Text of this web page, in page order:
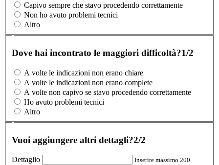
Capivo sempre che stavo procedendo correttamente
Non ho avuto problemi tecnici
Altro
Dove hai incontrato le maggiori difficoltà?1/2
A volte le indicazioni non erano chiare
A volte le indicazioni non erano complete
A volte non capivo se stavo procedendo correttamente
Ho avuto problemi tecnici
Altro
Vuoi aggiungere altri dettagli?2/2
Dettaglio
Inserire massimo 200